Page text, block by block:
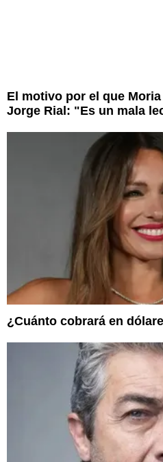
El motivo por el que
Jorge Rial: "Es un mala
¿Cuánto cobrará en